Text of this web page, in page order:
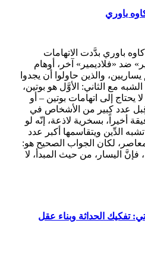
باوري
باوري بدَّدت الاتهامات
ضد «فلاديمير» آخر، أوهام
والذين حاولوا أن يجدوا
مع الثاني: الأوَّل هو بوتين،
يحتاج إلى اتهامات بوتين – أو
عدد كبير من الأشخاص في
أخيراً، بسخرية لاذعة، إنّه لو
الدِّين ويتقاسمها أكبر عدد
لكان الجواب الصحيح هو:
فإنَّ اليسار، من حيث المبدأ، لا
تفكيك الحداثة وبناء عقل